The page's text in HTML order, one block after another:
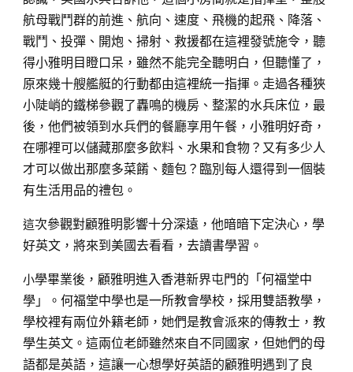
航母戰鬥群的前進、航向、速度、飛機的起飛、降落、
戰鬥、投彈、開炮、掃射、救援都在這裡發號施令，聽
得小雅明目瞪口呆，雖然不能完全聽明白，但聽懂了，
原來幾十艘艦艇的行動都由這裡統一指揮。走過各種狹
小陡峭的鐵梯參觀了轟鳴的機房、整潔的水兵床位，最
後，他們被領到水兵們的餐廳享用午餐，小雅明好奇，
在哪裡可以儲藏那麼多飲料、水果和食物？又有多少人
才可以做出那麼多菜餚、麵包？臨別每人還得到一個裝
有生活用品的禮包。
這次參觀對顧雅明影響十分深遠，他暗暗下定決心，學
好英文，將來到美國去看看，去讀書學習。
小學畢業後，顧雅明進入香港新界屯門的「何福堂中
學」。何福堂中學也是一所教會學校，採用雙語教學，
學校裡有兩位外籍老師，她們是教會派來的傳教士，教
學生英文。這兩位老師雖然來自不同國家，但她們的母
語都是英語，這讓一心想學好英語的顧雅明遇到了良